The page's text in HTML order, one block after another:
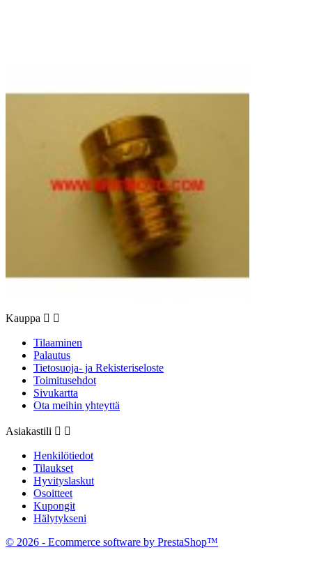
Kauppa  
Tilaaminen
Palautus
Tietosuoja- ja Rekisteriseloste
Toimitusehdot
Sivukartta
Ota meihin yhteyttä
Asiakastili  
Henkilötiedot
Tilaukset
Hyvityslaskut
Osoitteet
Kupongit
Hälytykseni
© 2026 - Ecommerce software by PrestaShop™